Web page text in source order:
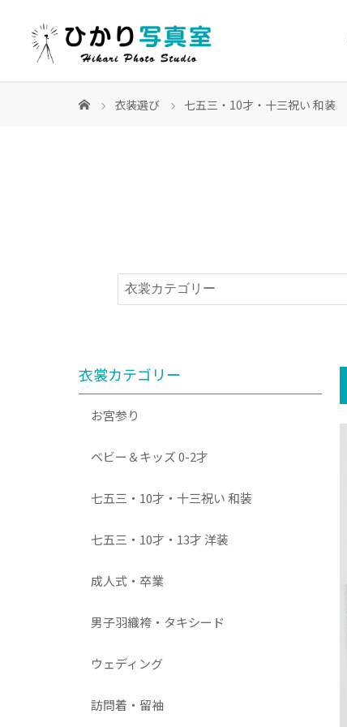
衣装選び 七五三・10才・十三祝い 和装
衣裳カテゴリー
お宮参り
ベビー＆キッズ 0-2才
七五三・10才・十三祝い 和装
七五三・10才・13才 洋装
成人式・卒業
男子羽織袴・タキシード
ウェディング
訪問着・留袖